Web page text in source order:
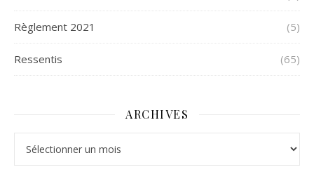
Règlement 2021 (5)
Ressentis (65)
ARCHIVES